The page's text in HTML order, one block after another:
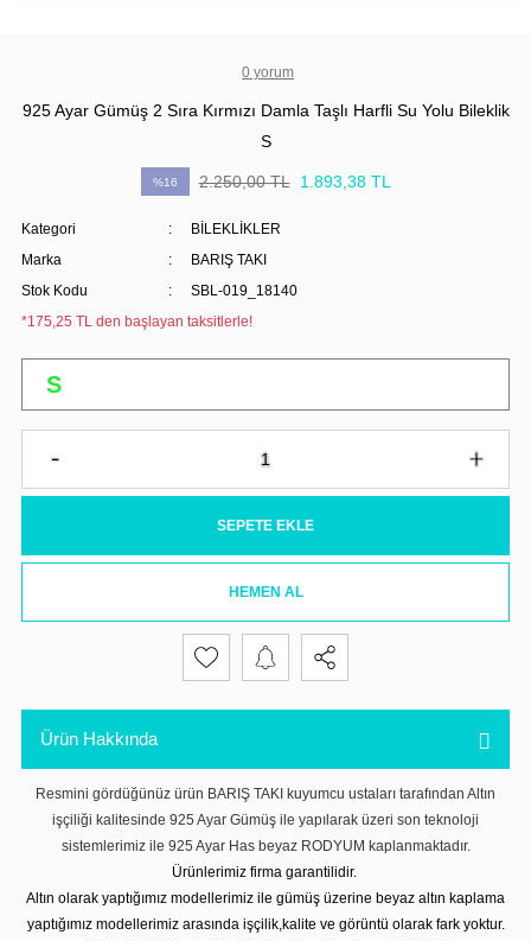
0 yorum
925 Ayar Gümüş 2 Sıra Kırmızı Damla Taşlı Harfli Su Yolu Bileklik
S
%16 2.250,00 TL 1.893,38 TL
Kategori
BİLEKLİKLER
Marka
BARIŞ TAKI
Stok Kodu
SBL-019_18140
*175,25 TL den başlayan taksitlerle!
SEPETE EKLE
HEMEN AL
Ürün Hakkında
Resmini gördüğünüz ürün BARIŞ TAKI kuyumcu ustaları tarafından Altın
işçiliği kalitesinde 925 Ayar Gümüş ile yapılarak üzeri son teknoloji
sistemlerimiz ile 925 Ayar Has beyaz RODYUM kaplanmaktadır.
Ürünlerimiz firma garantilidir.
Altın olarak yaptığımız modellerimiz ile gümüş üzerine beyaz altın kaplama
yaptığımız modellerimiz arasında işçilik,kalite ve görüntü olarak fark yoktur.